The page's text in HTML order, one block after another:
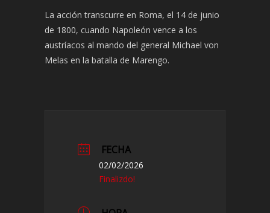
La acción transcurre en Roma, el 14 de junio
de 1800, cuando Napoleón vence a los
austríacos al mando del general Michael von
Melas en la batalla de Marengo.
FECHA
02/02/2026
Finalizdo!